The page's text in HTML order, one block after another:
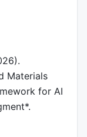
Materials
for AI